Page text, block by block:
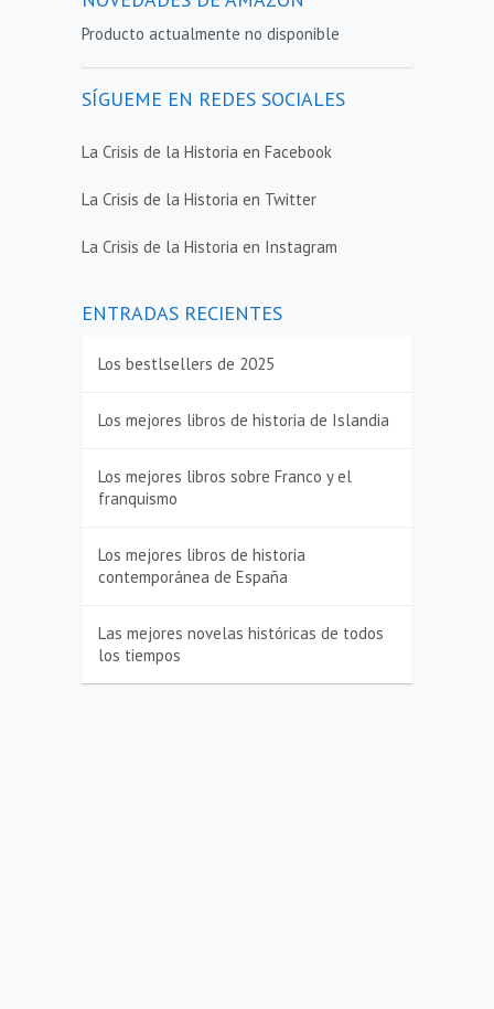
Producto actualmente no disponible
SÍGUEME EN REDES SOCIALES
La Crisis de la Historia en Facebook
La Crisis de la Historia en Twitter
La Crisis de la Historia en Instagram
ENTRADAS RECIENTES
Los bestlsellers de 2025
Los mejores libros de historia de Islandia
Los mejores libros sobre Franco y el
franquismo
Los mejores libros de historia
contemporánea de España
Las mejores novelas históricas de todos
los tiempos